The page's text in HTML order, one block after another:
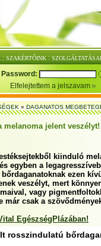
: SZAKÉRTŐINK :
Password:
Elfelejtettem a jelszavam
»DAGANATOS
melanoma jelent veszélyt!
kiinduló
egyben a
ezen
veszélyt, mert
vagy
már csak a
EgészségPlázában!
rosszindulatú